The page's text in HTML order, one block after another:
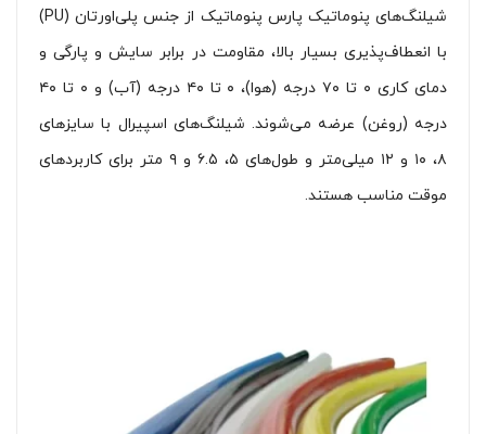
شیلنگ‌های پنوماتیک پارس پنوماتیک از جنس پلی‌اورتان (PU)
با انعطاف‌پذیری بسیار بالا، مقاومت در برابر سایش و پارگی و
دمای کاری ۰ تا ۷۰ درجه (هوا)، ۰ تا ۴۰ درجه (آب) و ۰ تا ۴۰
درجه (روغن) عرضه می‌شوند. شیلنگ‌های اسپیرال با سایزهای
۸، ۱۰ و ۱۲ میلی‌متر و طول‌های ۵، ۶.۵ و ۹ متر برای کاربردهای
موقت مناسب هستند.